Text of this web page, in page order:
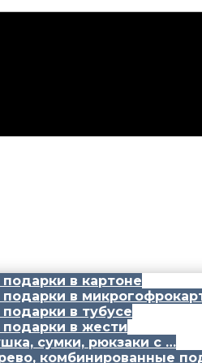
в картоне
в
в тубусе
в жести
сумки, рюкзаки с …
комбинированные